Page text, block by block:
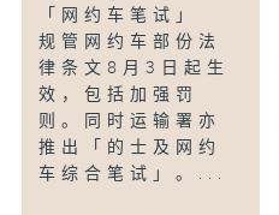
「网约车笔试」
规管网约车部份法
律条文8月3日起生
效，包括加强罚
则。同时运输署亦
推出「的士及网约
车综合笔试」。...